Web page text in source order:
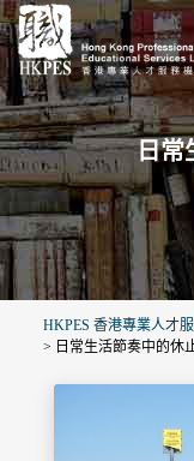
日常
HKPES 香港專業人才
> 日常生活節奏中的休